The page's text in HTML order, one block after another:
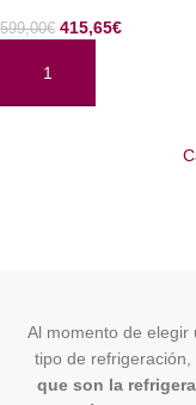
599,00€ 415,65€
AÑADIR AL CARRITO
Al momento de elegir
tipo de refrigeración,
que son la